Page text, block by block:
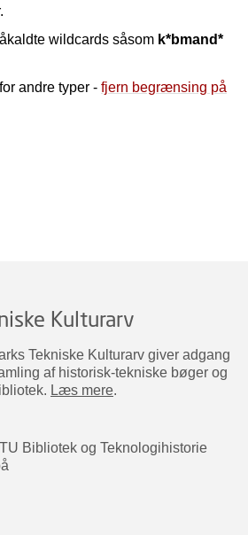
wildcards såsom k*bmand*
andre typer - fjern begrænsing på
Kulturarv
Tekniske Kulturarv giver adgang
af historisk-tekniske bøger og
Læs mere.
Bibliotek og Teknologihistorie